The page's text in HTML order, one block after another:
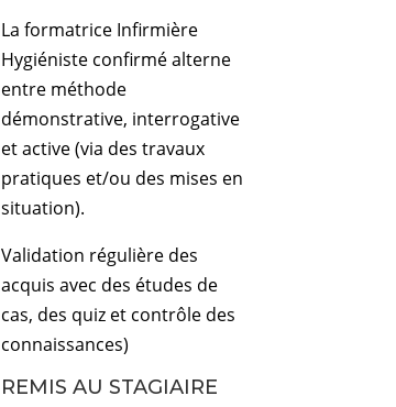
La formatrice Infirmière
Hygiéniste confirmé alterne
entre méthode
démonstrative, interrogative
et active (via des travaux
pratiques et/ou des mises en
situation).
Validation régulière des
acquis avec des études de
cas, des quiz et contrôle des
connaissances)
REMIS AU STAGIAIRE